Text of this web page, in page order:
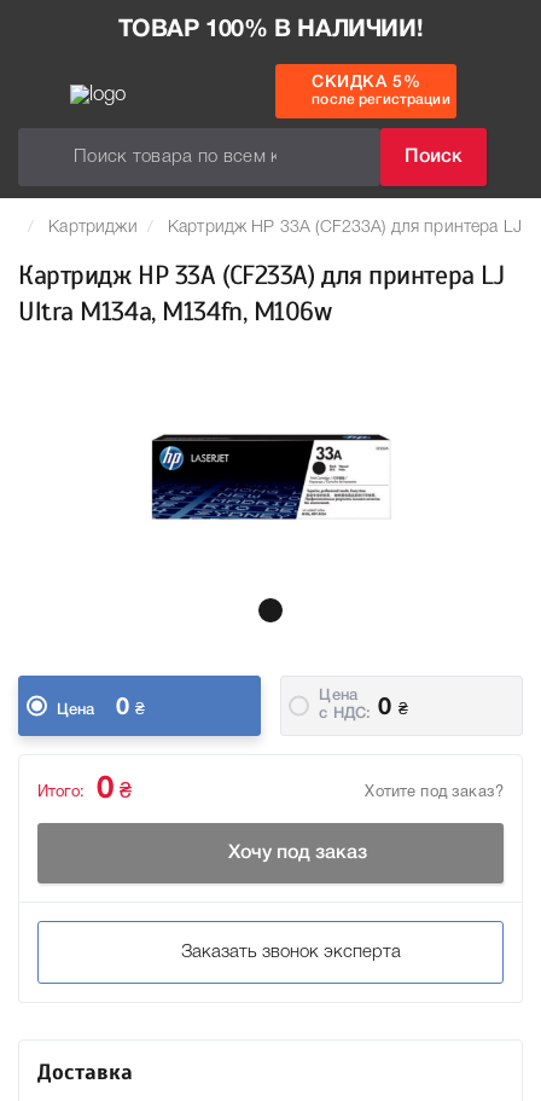
ТОВАР 100% В НАЛИЧИИ!
Поиск
СКИДКА 5%
после регистрации
Картриджи Картридж HP 33A (CF233A) для принтера LJ
Картридж HP 33A (CF233A) для принтера LJ
Ultra M134a, M134fn, M106w
Цена 0 ₴
Цена
c НДС:
0 ₴
Хотите под заказ?
Итого: 0 ₴
Хочу под заказ
Заказать звонок эксперта
Доставка